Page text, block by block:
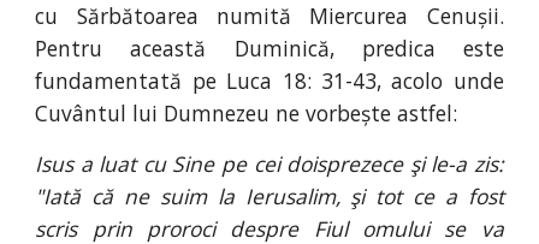
cu Sărbătoarea numită Miercurea Cenușii.
Pentru această Duminică, predica este
fundamentată pe Luca 18: 31-43, acolo unde
Cuvântul lui Dumnezeu ne vorbește astfel:
Isus a luat cu Sine pe cei doisprezece şi le-a zis:
"Iată că ne suim la Ierusalim, şi tot ce a fost
scris prin proroci despre Fiul omului se va